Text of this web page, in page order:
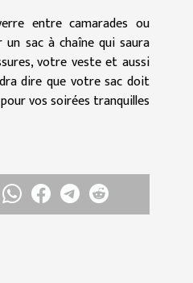
entre camarades ou
un sac à chaîne qui saura
votre veste et aussi
dire que votre sac doit
vos soirées tranquilles